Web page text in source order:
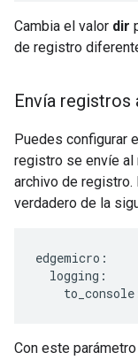
Cambia el valor dir
de registro
Envía registros
Puedes configurar
registro se envíe al
archivo de registro.
verdadero de la
edgemicro:
  logging:
Con este